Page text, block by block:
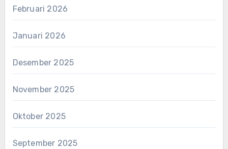
Februari 2026
Januari 2026
Desember 2025
November 2025
Oktober 2025
September 2025